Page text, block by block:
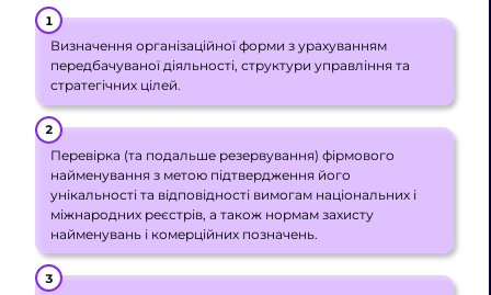
Визначення організаційної форми з урахуванням
передбачуваної діяльності, структури управління та
стратегічних цілей.
Перевірка (та подальше резервування) фірмового
найменування з метою підтвердження його
унікальності та відповідності вимогам національних і
міжнародних реєстрів, а також нормам захисту
найменувань і комерційних позначень.